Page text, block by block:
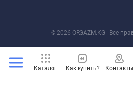
© 2026 ORGAZM.KG | Все
Каталог Как купить? Контакты